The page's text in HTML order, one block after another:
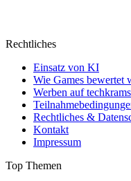
Rechtliches
Einsatz von KI
Wie Games bewertet
Werben auf
Rechtliches &
Kontakt
Impressum
Top Themen